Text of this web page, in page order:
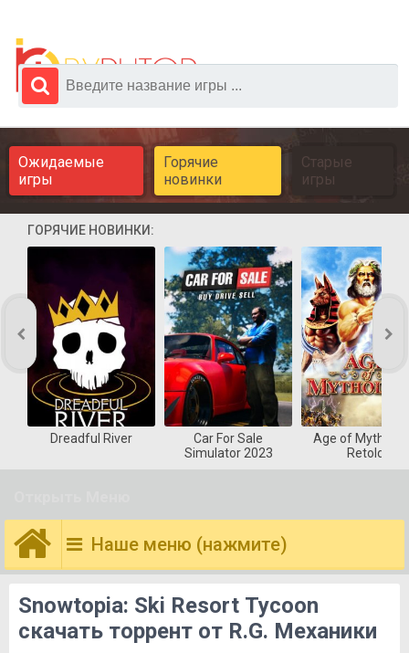
Ожидаемые
игры
Горячие
новинки
Старые
игры
ГОРЯЧИЕ НОВИНКИ:
Dreadful River
Car For Sale
Simulator 2023
Age of
Retold
Наше меню (нажмите)
Snowtopia: Ski Resort Tycoon
скачать торрент от R.G. Механики